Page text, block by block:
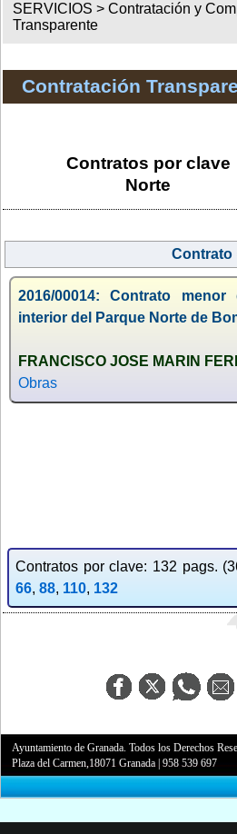
SERVICIOS >Contratación y
Transparente
Contratación
Contratos por clave
Norte
Contrato
2016/00014: Contrato
interior del Parque Norte de
FRANCISCO JOSE MARIN
Obras
Contratos por clave: 132 pags.
66, 88, 110, 132
Ayuntamiento de Granada. Todos los Derechos
Plaza del Carmen,18071 Granada |958 539 697